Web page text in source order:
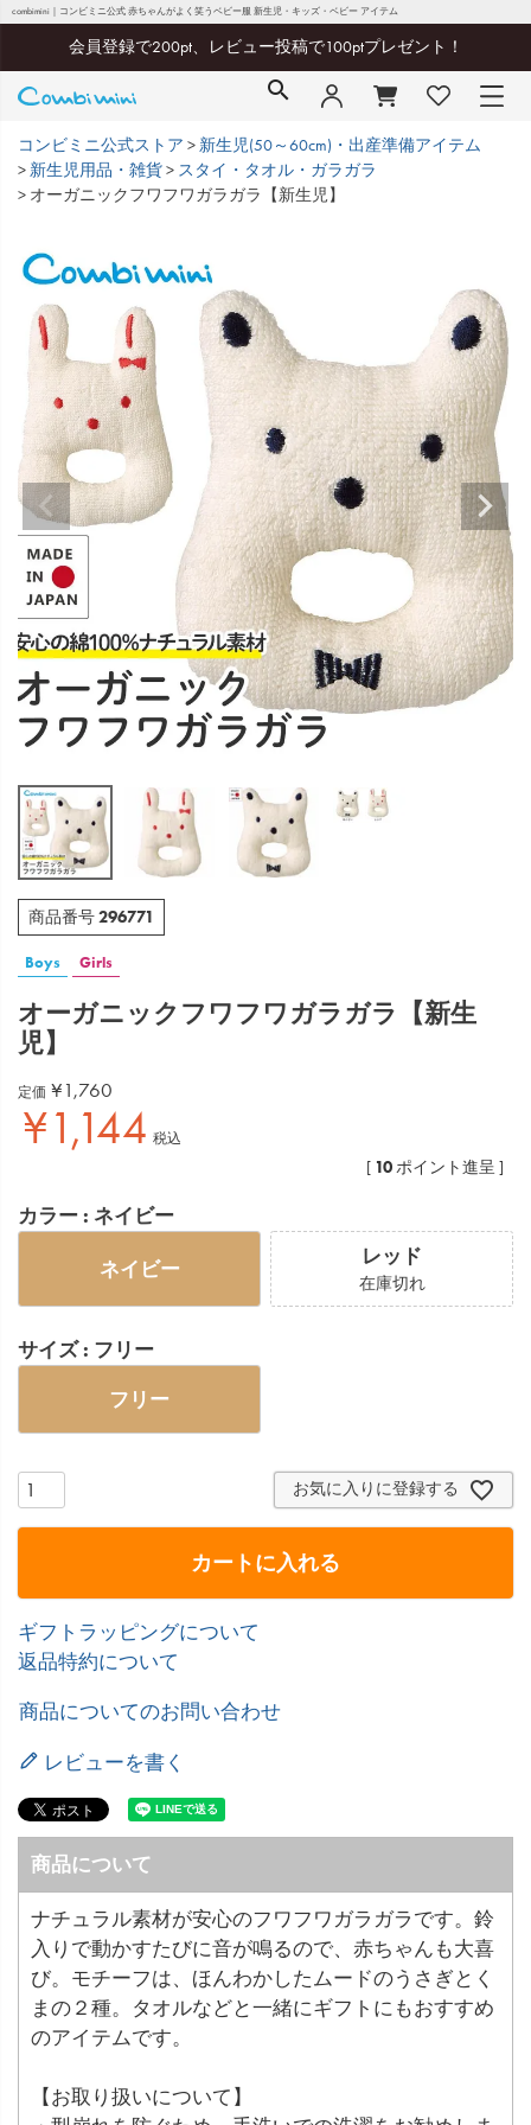
combimini｜コンビミニ公式 赤ちゃんがよく笑うベビー服 新生児・キッズ・ベビー アイテム
会員登録で200pt、レビュー投稿で100ptプレゼント！
コンビミニ公式ストア
新生児(50～60cm)・出産準備アイテム
新生児用品・雑貨
スタイ・タオル・ガラガラ
オーガニックフワフワガラガラ【新生児】
商品番号296771
Boys Girls
オーガニックフワフワガラガラ【新生
児】
定価 ¥ 1,760
¥1,144 税込
[ 10ポイント進呈 ]
カラー ネイビー
ネイビー
レッド
在庫切れ
サイズ フリー
フリー
お気に入りに登録する
カートに入れる
ギフトラッピングについて
返品特約について
商品についてのお問い合わせ
レビューを書く
商品について
ナチュラル素材が安心のフワフワガラガラです。鈴
入りで動かすたびに音が鳴るので、赤ちゃんも大喜
び。モチーフは、ほんわかしたムードのうさぎとく
まの２種。タオルなどと一緒にギフトにもおすすめ
のアイテムです。
【お取り扱いについて】